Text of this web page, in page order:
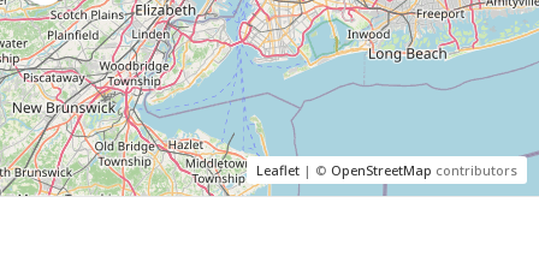
Leaflet | © OpenStreetMap contributors